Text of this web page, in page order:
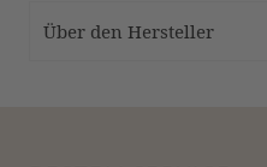
Über den Hersteller